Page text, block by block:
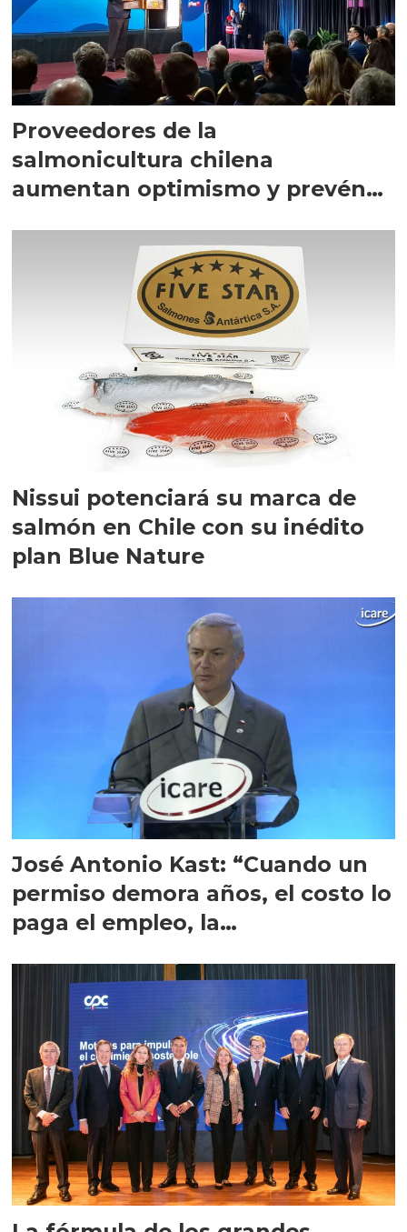
Proveedores de la
salmonicultura chilena
aumentan optimismo y prevén
Nissui potenciará su marca de
salmón en Chile con su inédito
plan Blue Nature
José Antonio Kast: “Cuando un
permiso demora años, el costo lo
paga el empleo, la